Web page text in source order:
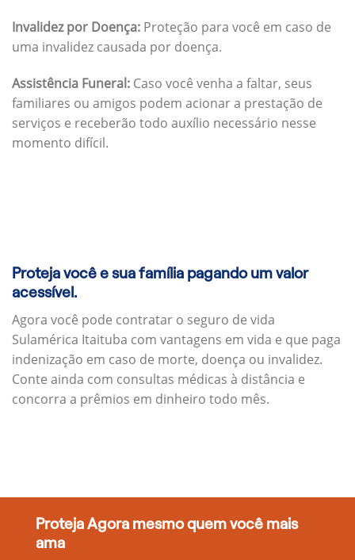
Invalidez por Doença: Proteção para você em caso de
uma invalidez causada por doença.
Assistência Funeral: Caso você venha a faltar, seus
familiares ou amigos podem acionar a prestação de
serviços e receberão todo auxílio necessário nesse
momento difícil.
Proteja você e sua família pagando um valor
acessível.
Agora você pode contratar o seguro de vida
Sulamérica Itaituba com vantagens em vida e que paga
indenização em caso de morte, doença ou invalidez.
Conte ainda com consultas médicas à distância e
concorra a prêmios em dinheiro todo mês.
Proteja Agora mesmo quem você mais
ama